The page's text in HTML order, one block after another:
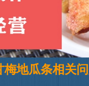
梅地瓜条相关问